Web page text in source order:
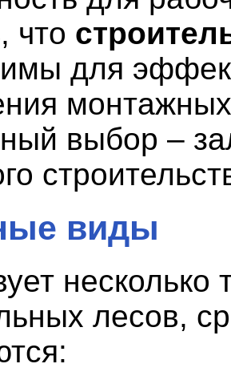
что
для
выбор –
виды
несколько
лесов,